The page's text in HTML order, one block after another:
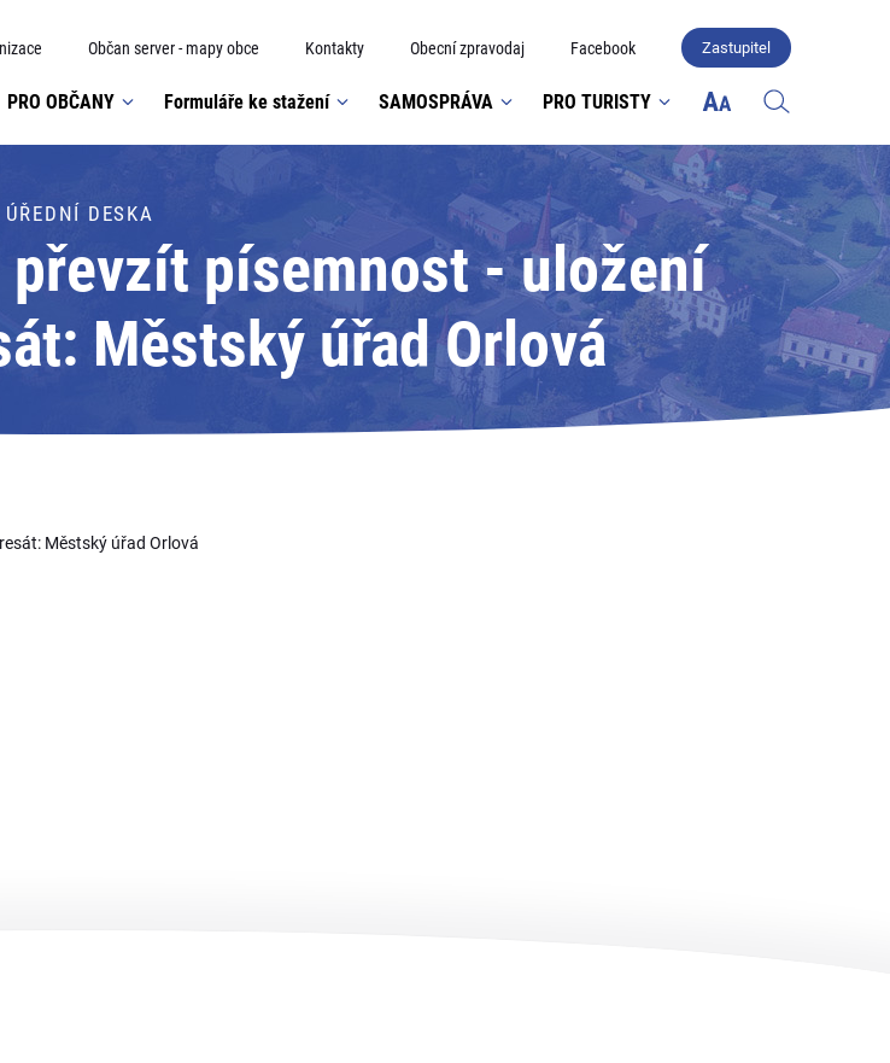
Občan server - mapy obce Kontakty Obecní zpravodaj Facebook Zastupitel
PRO OBČANY Formuláře ke stažení SAMOSPRÁVA PRO TURISTY
ÚŘEDNÍ DESKA
písemnost - uložení
Městský úřad Orlová
Městský úřad Orlová